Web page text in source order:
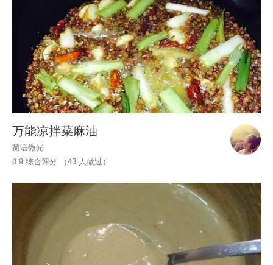
万能凉拌菜麻油
荷语微光
8.9 综合评分 （43 人做过）